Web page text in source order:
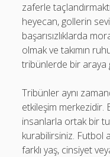
zaferle
heyecan, gollerin
başarısızlıklarda
olmak ve takımın
tribünlerde bir araya
Tribünler aynı
etkileşim merkezidir.
insanlarla ortak bir
kurabilirsiniz. Futbol
farklı yaş, cinsiyet